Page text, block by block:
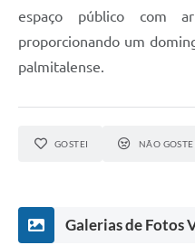
espaço público com
proporcionando um
palmitalense.
GOSTEI NÃO GOSTEI
Galerias de Fotos